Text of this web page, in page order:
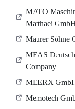
MATO
Matthaei
Maurer Söhne
MEAS
Company
MEERX
Memotech